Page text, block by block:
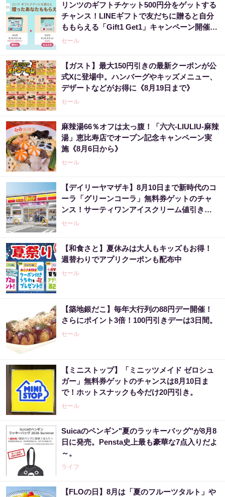
リンツのギフトチケット500円分をゲットする
チャンス！LINEギフトで友だちに贈ると自分
ももらえる「Gift1 Get1」キャンペーン開催
中。
セール
【ガスト】最大150円引きの最新クーポンが公
式Xに登場中。ハンバーグやキッズメニュー、
デザートなどがお得に《8月19日まで》
セール
麻辣湯66％オフは太っ腹！「六六-LIULIU-麻辣
湯」恵比寿店でオープン記念キャンペーン実
施《8月6日から》
セール
【デイリーヤマザキ】8月10日まで新時代のコ
ーラ「グリーンコーラ」無料券ゲットのチャ
ンス！サーティワンアイスクリーム値引きな
どお得企画も目白押し。
セール
【和食さと】夏休みは大人もキッズもお得！
週替わりでアプリクーポンも配布中
セール
【築地銀だこ】毎年大行列の88円デー開催！
さらにポイント3倍！100円引きデーは3日間。
セール
【ミニストップ】「ミニッツメイド ゼロシュ
ガー」無料券ゲットのチャンスは8月10日ま
で！ホットスナックも今だけ20円引き。
セール
Suicaのペンギン"夏のラッキーバッグ"が8月8
日に発売。Pensta史上最も豪華な7点入りだよ
～。
ライフ
【FLOの日】8月は「夏のフルーツタルト」や